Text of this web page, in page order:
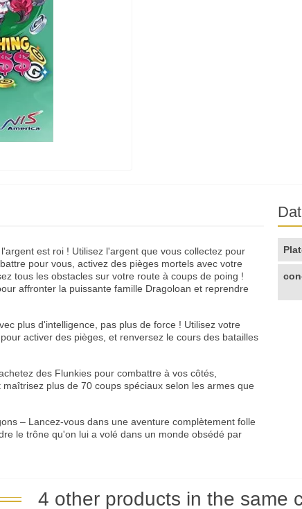
est roi ! Utilisez l'argent que vous collectez pour
pour vous, activez des pièges mortels avec votre
tous les obstacles sur votre route à coups de poing !
affronter la puissante famille Dragoloan et reprendre
plus d'intelligence, pas plus de force ! Utilisez votre
activer des pièges, et renversez le cours des batailles
des Flunkies pour combattre à vos côtés,
plus de 70 coups spéciaux selon les armes que
– Lancez-vous dans une aventure complètement folle
le trône qu'on lui a volé dans un monde obsédé par
4 other products in the same